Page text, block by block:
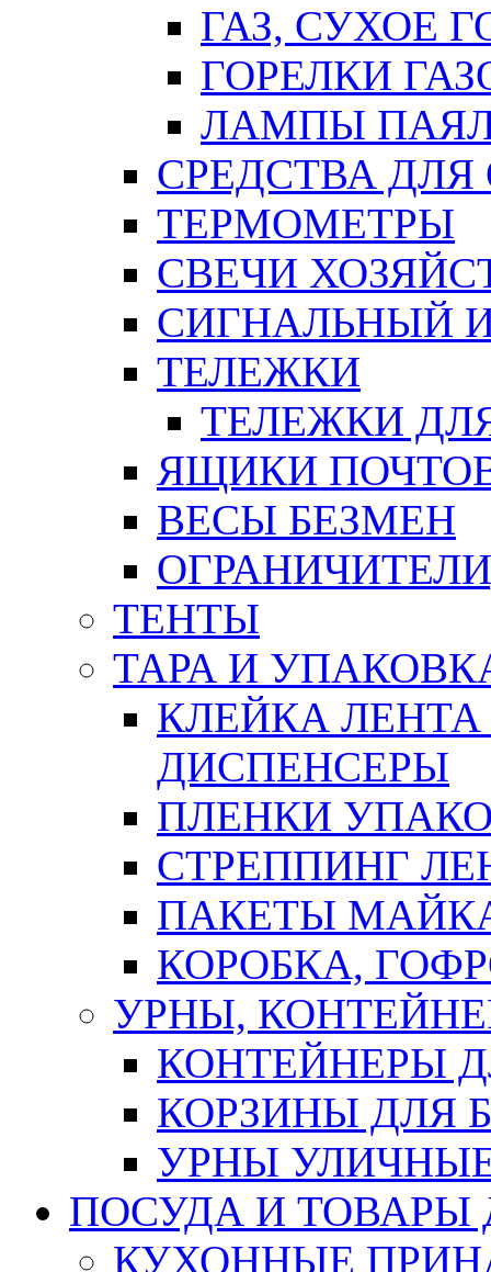
ГАЗ, СУХОЕ
ГОРЕЛКИ
ЛАМПЫ
СРЕДСТВА
ТЕРМОМЕТРЫ
СВЕЧИ
СИГНАЛЬНЫЙ
ТЕЛЕЖКИ
ТЕЛЕЖКИ
ЯЩИКИ
ВЕСЫ БЕЗМЕН
ТЕНТЫ
ТАРА И
КЛЕЙКА
ДИСПЕНСЕРЫ
ПЛЕНКИ
СТРЕППИНГ
ПАКЕТЫ
КОРОБКА,
УРНЫ,
КОНТЕЙНЕРЫ
КОРЗИНЫ ДЛЯ
УРНЫ
ПОСУДА И ТОВАРЫ
КУХОННЫЕ